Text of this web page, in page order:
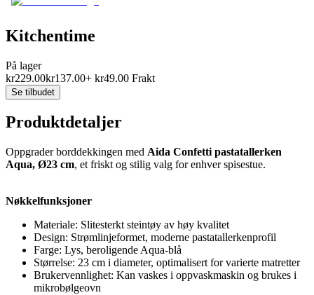
Kitchentime
På lager
kr229.00kr137.00+ kr49.00 Frakt
Se tilbudet
Produktdetaljer
Oppgrader borddekkingen med Aida Confetti pastatallerken
Aqua, Ø23 cm, et friskt og stilig valg for enhver spisestue.
Nøkkelfunksjoner
Materiale: Slitesterkt steintøy av høy kvalitet
Design: Strømlinjeformet, moderne pastatallerkenprofil
Farge: Lys, beroligende Aqua-blå
Størrelse: 23 cm i diameter, optimalisert for varierte matretter
Brukervennlighet: Kan vaskes i oppvaskmaskin og brukes i
mikrobølgeovn